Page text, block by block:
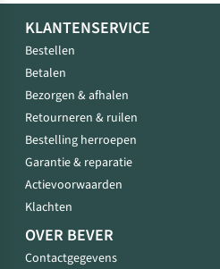
KLANTENSERVICE
Bestellen
Betalen
Bezorgen & afhalen
Retourneren & ruilen
Bestelling herroepen
Garantie & reparatie
Actievoorwaarden
Klachten
OVER BEVER
Contactgegevens